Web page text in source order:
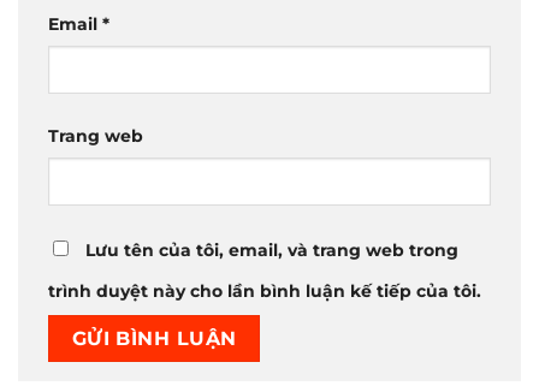
Email *
Trang web
Lưu tên của tôi, email, và trang web trong
trình duyệt này cho lần bình luận kế tiếp của tôi.